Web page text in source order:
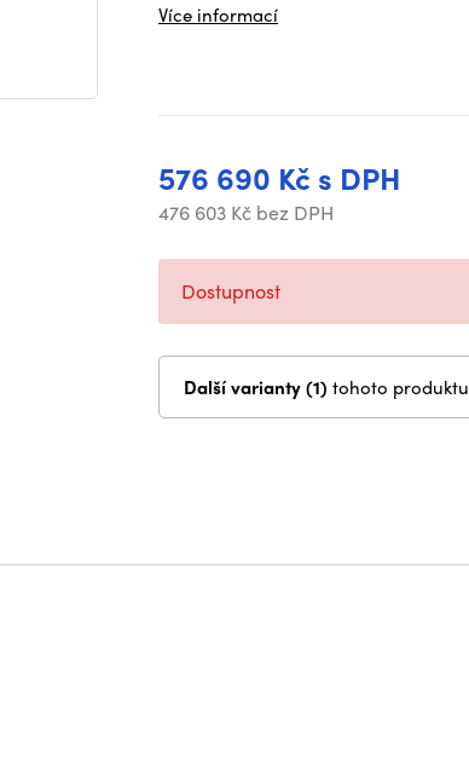
Více informací
576 690 Kč s DPH
476 603 Kč bez DPH
Dostupnost
Další varianty (1) tohoto produktu